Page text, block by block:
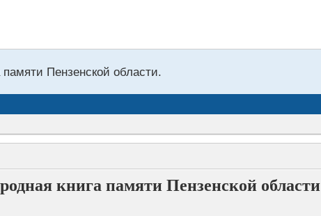
Пензенской области.
книга памяти Пензенской области